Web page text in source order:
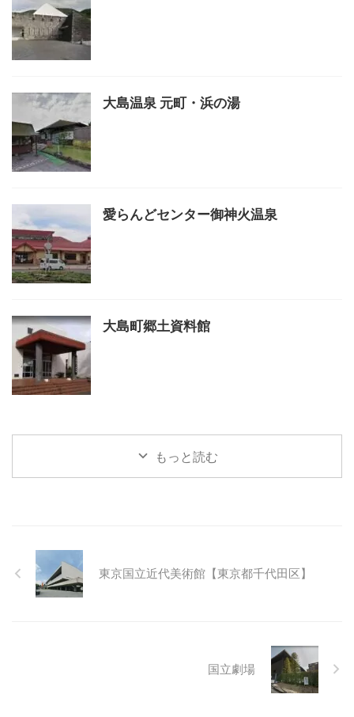
大島温泉 元町・浜の湯
愛らんどセンター御神火温泉
大島町郷土資料館
もっと読む
東京国立近代美術館【東京都千代田区】
国立劇場